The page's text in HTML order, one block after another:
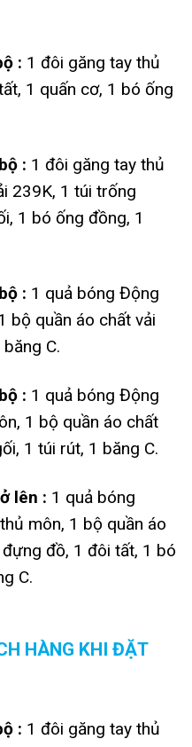
: 1 đôi găng tay thủ
1 quấn cơ, 1 bó ống
: 1 đôi găng tay thủ
239K, 1 túi trống
1 bó ống đồng, 1
: 1 quả bóng Động
bộ quần áo chất vải
C.
: 1 quả bóng Động
1 bộ quần áo chất
1 túi rút, 1 băng C.
lên : 1 quả bóng
môn, 1 bộ quần áo
đồ, 1 đôi tất, 1 bó
C.
HÀNG KHI ĐẶT
: 1 đôi găng tay thủ